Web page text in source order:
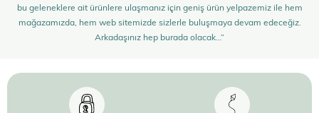
bu geleneklere ait ürünlere ulaşmanız için geniş ürün yelpazemiz ile hem
mağazamızda, hem web sitemizde sizlerle buluşmaya devam edeceğiz.
Arkadaşınız hep burada olacak…”